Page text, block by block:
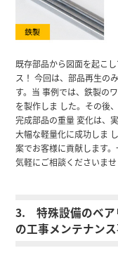
既存部品から図面を起こ
ス！ 今回は、部品再生の
す。当 事例では、鉄製の
を製作しま した。その後
完成部品の重量 変化は、
大幅な軽量化に成功しま
案でお客様に貢献します
気軽にご相談くださいませ
3. 特殊設備のベア
の工事メンテナンス